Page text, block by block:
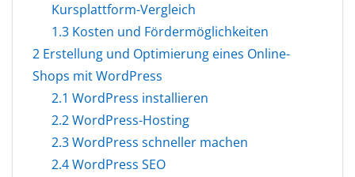
Kursplattform-Vergleich
1.3 Kosten und Fördermöglichkeiten
2 Erstellung und Optimierung eines Online-
Shops mit WordPress
2.1 WordPress installieren
2.2WordPress-Hosting
2.3WordPress schneller machen
2.4WordPress SEO